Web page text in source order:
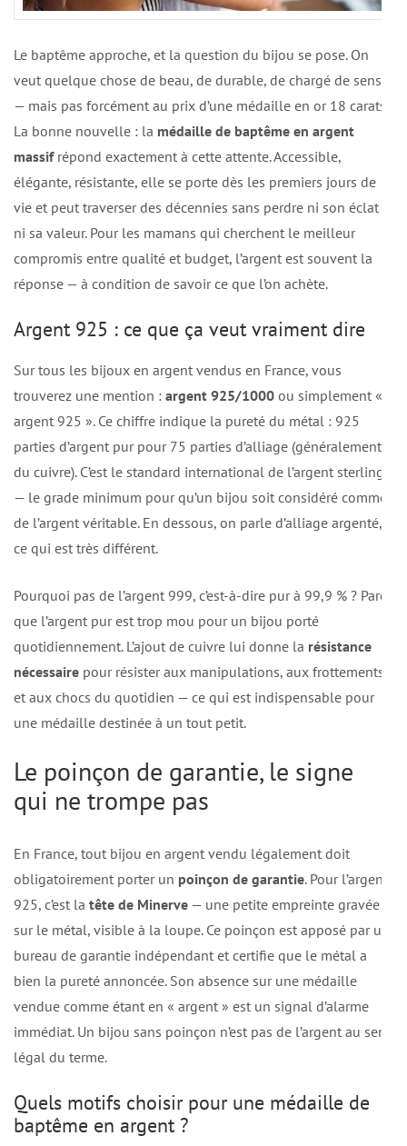
Le baptême approche, et la question du bijou se pose. On
veut quelque chose de beau, de durable, de chargé de sens
— mais pas forcément au prix d’une médaille en or 18 carats.
La bonne nouvelle : la médaille de baptême en argent
massifrépond exactement à cette attente. Accessible,
élégante, résistante, elle se porte dès les premiers jours de
vie et peut traverser des décennies sans perdre ni son éclat
ni sa valeur. Pour les mamans qui cherchent le meilleur
compromis entre qualité et budget, l’argent est souvent la
réponse — à condition de savoir ce que l’on achète.
Argent 925 : ce que ça veut vraiment dire
Sur tous les bijoux en argent vendus en France, vous
trouverez une mention : argent 925/1000 ou simplement «
argent 925 ». Ce chiffre indique la pureté du métal : 925
parties d’argent pur pour 75 parties d’alliage (généralement
du cuivre). C’est le standard international de l’argent sterling
— le grade minimum pour qu’un bijou soit considéré comme
de l’argent véritable. En dessous, on parle d’alliage argenté,
ce qui est très différent.
Pourquoi pas de l’argent 999, c’est-à-dire pur à 99,9 % ? Parce
que l’argent pur est trop mou pour un bijou porté
quotidiennement. L’ajout de cuivre lui donne la résistance
nécessaire pour résister aux manipulations, aux frottements
et aux chocs du quotidien — ce qui est indispensable pour
une médaille destinée à un tout petit.
Le poinçon de garantie, le signe
qui ne trompe pas
En France, tout bijou en argent vendu légalement doit
obligatoirement porter un poinçon de garantie. Pour l’argent
925, c’est la tête de Minerve — une petite empreinte gravée
sur le métal, visible à la loupe. Ce poinçon est apposé par un
bureau de garantie indépendant et certifie que le métal a
bien la pureté annoncée. Son absence sur une médaille
vendue comme étant en « argent » est un signal d’alarme
immédiat. Un bijou sans poinçon n’est pas de l’argent au sens
légal du terme.
Quels motifs choisir pour une médaille de
baptême en argent ?